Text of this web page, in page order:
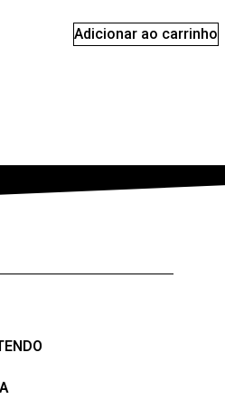
Adicionar ao carrinho